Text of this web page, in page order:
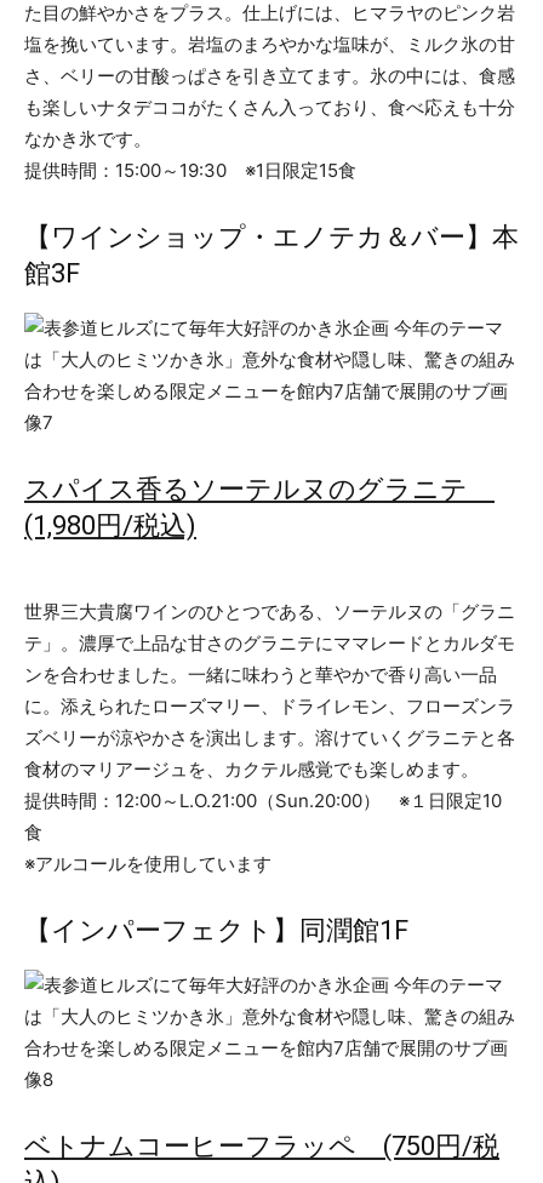
た目の鮮やかさをプラス。仕上げには、ヒマラヤのピンク岩
塩を挽いています。岩塩のまろやかな塩味が、ミルク氷の甘
さ、ベリーの甘酸っぱさを引き立てます。氷の中には、食感
も楽しいナタデココがたくさん入っており、食べ応えも十分
なかき氷です。
提供時間：15:00～19:30 ※1日限定15食
【ワインショップ・エノテカ＆バー】本
館3F
スパイス香るソーテルヌのグラニテ
(1,980円/税込)
世界三大貴腐ワインのひとつである、ソーテルヌの「グラニ
テ」。濃厚で上品な甘さのグラニテにママレードとカルダモ
ンを合わせました。一緒に味わうと華やかで香り高い一品
に。添えられたローズマリー、ドライレモン、フローズンラ
ズベリーが涼やかさを演出します。溶けていくグラニテと各
食材のマリアージュを、カクテル感覚でも楽しめます。
提供時間：12:00～L.O.21:00（Sun.20:00） ※１日限定10
食
※アルコールを使用しています
【インパーフェクト】同潤館1F
ベトナムコーヒーフラッペ (750円/税